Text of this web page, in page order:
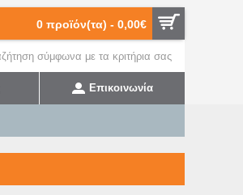
0 προϊόν(τα) - 0,00€
Επικοινωνία